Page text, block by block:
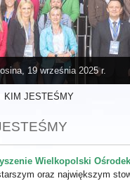
19 września 2025 r.
KIM JESTEŚMY
Wielkopolski
oraz największym